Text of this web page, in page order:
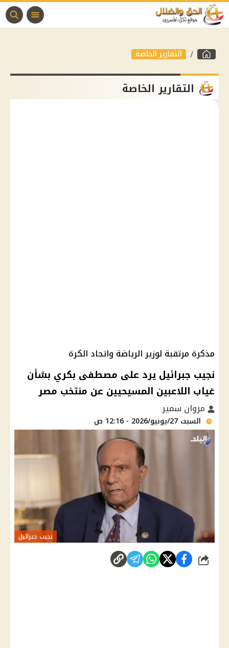
التقارير الخاصة
التقارير الخاصة
مذكرة مرتقبة لوزير الرياضة واتحاد الكرة
نجيب جبرائيل يرد على مصطفى بكري بشأن
غياب اللاعبين المسيحيين عن منتخب مصر
مروان سمير
السبت 27/يونيو/2026 - 12:16 ص
نجيب جبرائيل
شارك